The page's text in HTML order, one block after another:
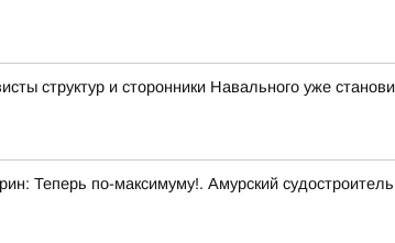
структур и сторонники Навального уже
Теперь по-максимуму!. Амурский